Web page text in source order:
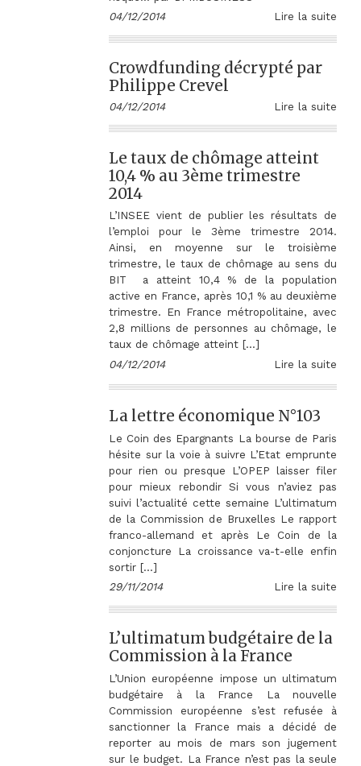
04/12/2014
Lire la suite
Crowdfunding décrypté par
Philippe Crevel
04/12/2014 Lire la suite
Le taux de chômage atteint
10,4 % au 3ème trimestre
2014
L’INSEE vient de publier les résultats de
l’emploi pour le 3ème trimestre 2014.
Ainsi, en moyenne sur le troisième
trimestre, le taux de chômage au sens du
BIT a atteint 10,4 % de la population
active en France, après 10,1 % au deuxième
trimestre. En France métropolitaine, avec
2,8 millions de personnes au chômage, le
taux de chômage atteint […]
04/12/2014
Lire la suite
La lettre économique N°103
Le Coin des Epargnants La bourse de Paris
hésite sur la voie à suivre L’Etat emprunte
pour rien ou presque L’OPEP laisser filer
pour mieux rebondir Si vous n’aviez pas
suivi l’actualité cette semaine L’ultimatum
de la Commission de Bruxelles Le rapport
franco-allemand et après Le Coin de la
conjoncture La croissance va-t-elle enfin
sortir […]
29/11/2014
Lire la suite
L’ultimatum budgétaire de la
Commission à la France
L’Union européenne impose un ultimatum
budgétaire à la France La nouvelle
Commission européenne s’est refusée à
sanctionner la France mais a décidé de
reporter au mois de mars son jugement
sur le budget. La France n’est pas la seule